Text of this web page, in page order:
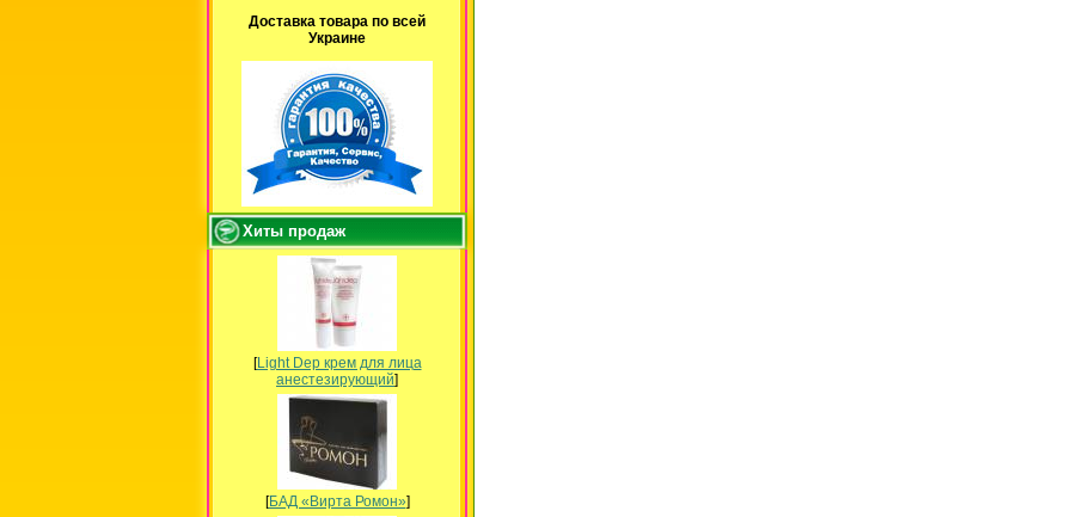
Доставка товара по всей
Украине
Хиты продаж
[Light Dep крем для лица
анестезирующий]
[БАД «Вирта Ромон»]